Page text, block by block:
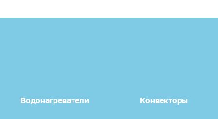
Водонагреватели Конвекторы